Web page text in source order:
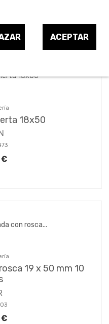
ACEPTAR
18x50
€
19 x 50 mm 10
€